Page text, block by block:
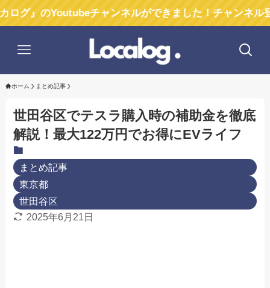
チャンネルができました！チャンネル登録お願い
ホーム まとめ記事
世田谷区でテスラ購入時の補助金を徹底
解説！最大122万円でお得にEVライフ
まとめ記事
東京都
世田谷区
2025年6月21日